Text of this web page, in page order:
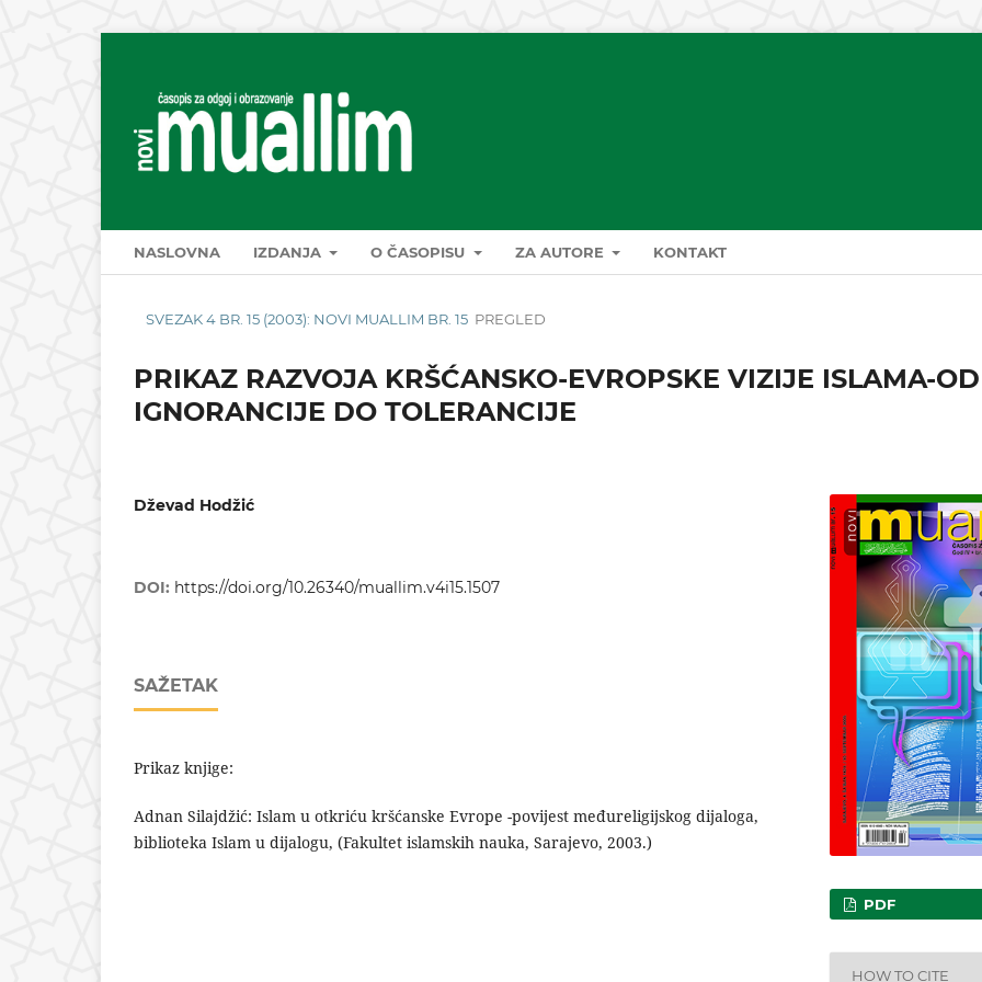
NASLOVNA IZDANJA O ČASOPISU ZA AUTORE KONTAKT
SVEZAK 4 BR. 15 (2003): NOVI MUALLIM BR. 15 PREGLED
PRIKAZ RAZVOJA KRŠĆANSKO-EVROPSKE VIZIJE ISLAMA-OD
IGNORANCIJE DO TOLERANCIJE
Dževad Hodžić
DOI: https://doi.org/10.26340/muallim.v4i15.1507
SAŽETAK
Prikaz knjige:
Adnan Silajdžić: Islam u otkriću kršćanske Evrope -povijest međureligijskog dijaloga,
biblioteka Islam u dijalogu, (Fakultet islamskih nauka, Sarajevo, 2003.)
PDF
HOW TO CITE